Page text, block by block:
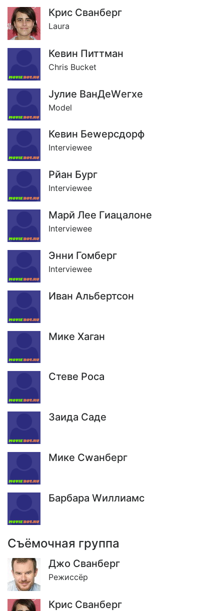
Крис Сванберг
Laura
Кевин Питтман
Chris Bucket
Jулие ВанДеWегхе
Model
Кевин Беwерсдорф
Interviewee
Рйан Бург
Interviewee
Марй Лее Гиацалоне
Interviewee
Энни Гомберг
Interviewee
Иван Альбертсон
Мике Хаган
Стеве Роса
Заида Саде
Мике Сwанберг
Барбара Wиллиамс
Съёмочная группа
Джо Сванберг
Режиссёр
Крис Сванберг